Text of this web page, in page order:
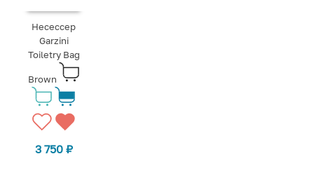
Несессер
Garzini
Toiletry Bag
Brown
3 750 ₽